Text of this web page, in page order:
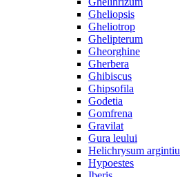
Gheliopsis
Gheliotrop
Ghelipterum
Gheorghine
Gherbera
Ghibiscus
Ghipsofila
Godetia
Gomfrena
Gravilat
Gura leului
Helichrysum argintiu
Hypoestes